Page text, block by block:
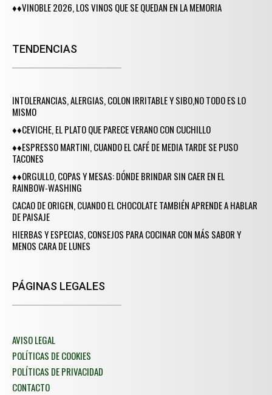
♦♦VINOBLE 2026, LOS VINOS QUE SE QUEDAN EN LA MEMORIA
TENDENCIAS
INTOLERANCIAS, ALERGIAS, COLON IRRITABLE Y SIBO,NO TODO ES LO
MISMO
♦♦CEVICHE, EL PLATO QUE PARECE VERANO CON CUCHILLO
♦♦ESPRESSO MARTINI, CUANDO EL CAFÉ DE MEDIA TARDE SE PUSO
TACONES
♦♦ORGULLO, COPAS Y MESAS: DÓNDE BRINDAR SIN CAER EN EL
RAINBOW-WASHING
CACAO DE ORIGEN, CUANDO EL CHOCOLATE TAMBIÉN APRENDE A HABLAR
DE PAISAJE
HIERBAS Y ESPECIAS, CONSEJOS PARA COCINAR CON MÁS SABOR Y
MENOS CARA DE LUNES
PÁGINAS LEGALES
AVISO LEGAL
POLÍTICAS DE COOKIES
POLÍTICAS DE PRIVACIDAD
CONTACTO